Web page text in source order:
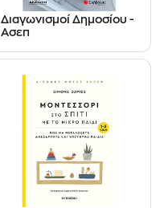
Διαγωνισμοί Δημοσίου -
Ασεπ